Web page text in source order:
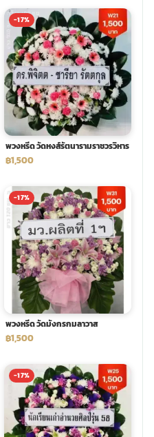
-17%
พวงหรีด วัดหงส์รัตนารามราชวรวิหาร
฿1,500
-17%
พวงหรีด วัดมังกรกมลาวาส
฿1,500
-17%